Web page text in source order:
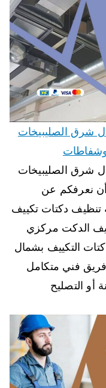
شرق الصليبيخات
شرق الصليبيخات
أن نعرفكم عن
تنظيف دكتات تكييف
الدكت مركزي
التكييف بشمال
فني متكامل
أو التصليح